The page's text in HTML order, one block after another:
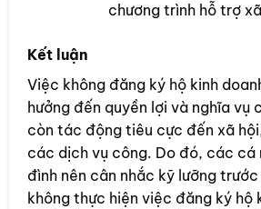
chương trình hỗ trợ
Kết luận
Việc không đăng ký hộ kinh
hưởng đến quyền lợi và nghĩa vụ
còn tác động tiêu cực đến xã
các dịch vụ công. Do đó, các cá
đình nên cân nhắc kỹ lưỡng
không thực hiện việc đăng ký hộ